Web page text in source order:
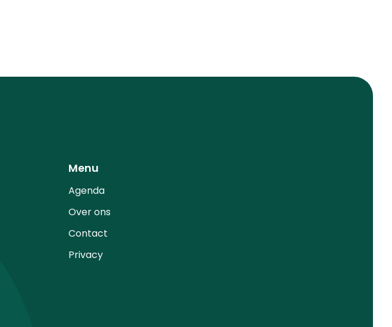
Menu
Agenda
Over ons
Contact
Privacy